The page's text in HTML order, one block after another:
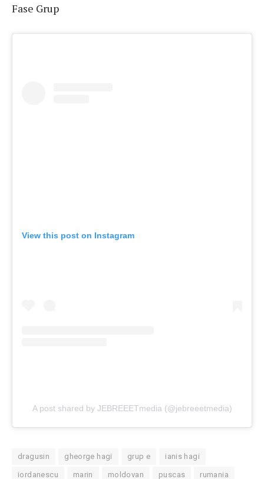
Fase Grup
View this post on Instagram
A post shared by JEBREEETmedia (@jebreeetmedia)
dragusin gheorge hagi grup e ianis hagi
iordanescu marin moldovan puscas rumania